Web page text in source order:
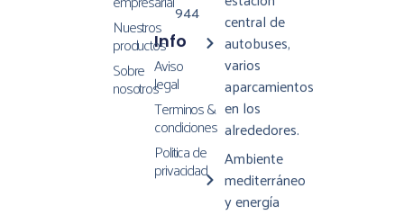
Nuestros
productos
Sobre
nosotros
944
Info
Aviso
legal
Terminos &
condiciones
Politica de
privacidad
central de
autobuses,
varios
aparcamientos
en los
alrededores.
Ambiente
mediterráneo
y energía